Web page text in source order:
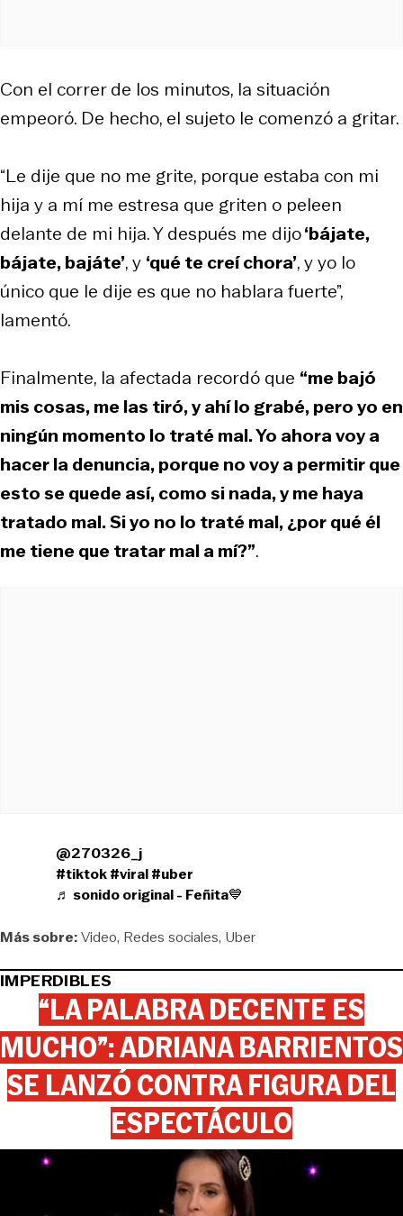
Con el correr de los minutos, la situación
empeoró. De hecho, el sujeto le comenzó a gritar.
“Le dije que no me grite, porque estaba con mi
hija y a mí me estresa que griten o peleen
delante de mi hija. Y después me dijo‘bájate,
bájate, bajáte’, y ‘qué te creí chora’, y yo lo
único que le dije es que no hablara fuerte”,
lamentó.
Finalmente, la afectada recordó que “me bajó
mis cosas, me las tiró, y ahí lo grabé, pero yo en
ningún momento lo traté mal. Yo ahora voy a
hacer la denuncia, porque no voy a permitir que
esto se quede así, como si nada, y me haya
tratado mal. Si yo no lo traté mal, ¿por qué él
me tiene que tratar mal a mí?”.
@270326_j
#tiktok#viral#uber
♬ sonido original - Feñita💙
Más sobre:Video Redes sociales Uber
IMPERDIBLES
“LA PALABRA DECENTE ES
MUCHO”: ADRIANA BARRIENTOS
SE LANZÓ CONTRA FIGURA DEL
ESPECTÁCULO